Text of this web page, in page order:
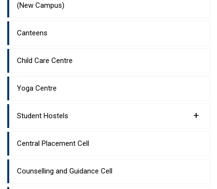
(New Campus)
Canteens
Child Care Centre
Yoga Centre
Student Hostels +
Central Placement Cell
Counselling and Guidance Cell